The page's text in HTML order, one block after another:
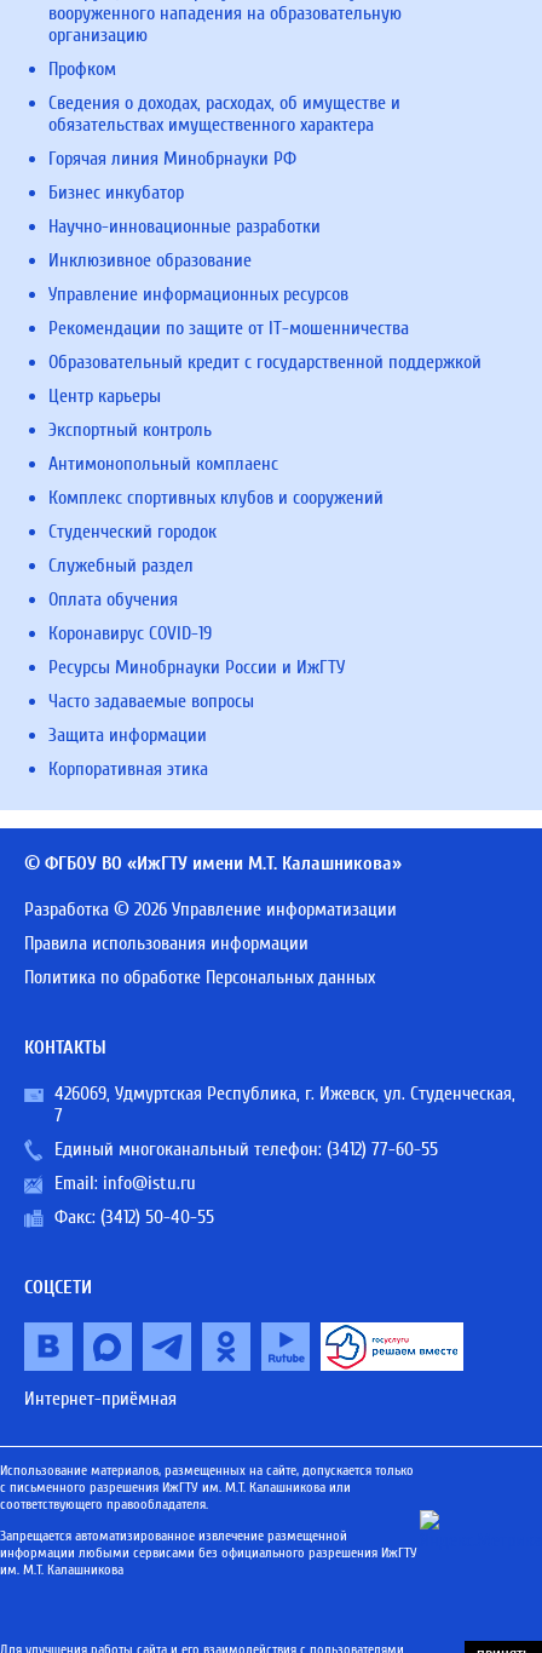
вооруженного нападения на образовательную
организацию
Профком
Сведения о доходах, расходах, об имуществе и
обязательствах имущественного характера
Горячая линия Минобрнауки РФ
Бизнес инкубатор
Научно-инновационные разработки
Инклюзивное образование
Управление информационных ресурсов
Рекомендации по защите от IT-мошенничества
Образовательный кредит с государственной поддержкой
Центр карьеры
Экспортный контроль
Антимонопольный комплаенс
Комплекс спортивных клубов и сооружений
Студенческий городок
Служебный раздел
Оплата обучения
Коронавирус COVID-19
Ресурсы Минобрнауки России и ИжГТУ
Часто задаваемые вопросы
Защита информации
Корпоративная этика
© ФГБОУ ВО «ИжГТУ имени М.Т. Калашникова»
Разработка © 2026 Управление информатизации
Правила использования информации
Политика по обработке Персональных данных
КОНТАКТЫ
426069, Удмуртская Республика, г. Ижевск, ул. Студенческая,
7
Единый многоканальный телефон: (3412) 77-60-55
Email: info@istu.ru
Факс: (3412) 50-40-55
СОЦСЕТИ
Интернет-приёмная
Использование материалов, размещенных на сайте, допускается только
с письменного разрешения ИжГТУ им. М.Т. Калашникова или
соответствующего правообладателя.
Запрещается автоматизированное извлечение размещенной
информации любыми сервисами без официального разрешения ИжГТУ
им. М.Т. Калашникова
Для улучшения работы сайта и его взаимодействия с пользователями